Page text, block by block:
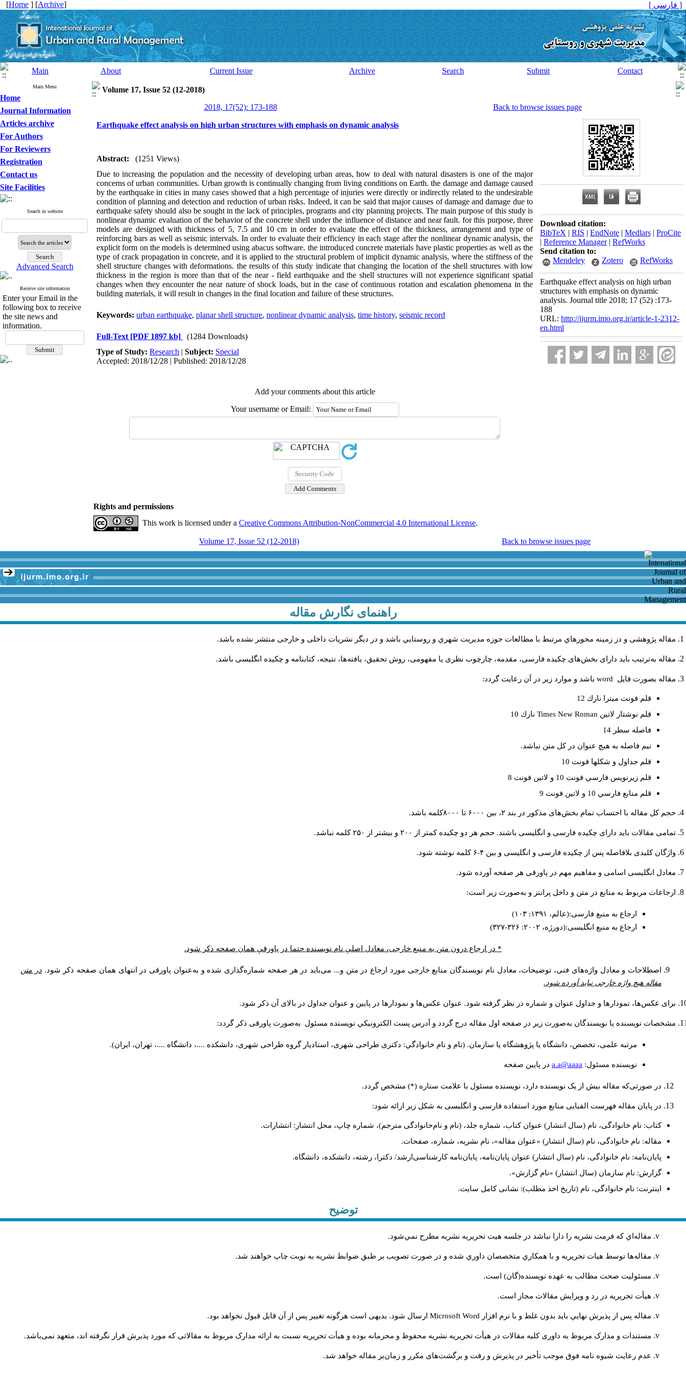
[Home ] [Archive] [ فارسی ]
Main About Current Issue Archive Search Submit Contact
Main Menu
Home
Journal Information
Articles archive
For Authors
For Reviewers
Registration
Contact us
Site Facilities
Search in website
Advanced Search
Receive site information
Enter your Email in the
following box to receive
the site news and
information.
Volume 17, Issue 52 (12-2018)
2018, 17(52): 173-188
Back to browse issues page
Earthquake effect analysis on high urban structures with emphasis on dynamic analysis
Abstract:
(1251 Views)
Due to increasing the population and the necessity of developing urban areas, how to deal with natural disasters is one of the major
concerns of urban communities. Urban growth is continually changing from living conditions on Earth. the damage and damage caused
by the earthquake in cities in many cases showed that a high percentage of injuries were directly or indirectly related to the undesirable
condition of planning and detection and reduction of urban risks. Indeed, it can be said that major causes of damage and damage due to
earthquake safety should also be sought in the lack of principles, programs and city planning projects. The main purpose of this study is
nonlinear dynamic evaluation of the behavior of the concrete shell under the influence of distance and near fault. for this purpose, three
models are designed with thickness of 5, 7.5 and 10 cm in order to evaluate the effect of the thickness, arrangement and type of
reinforcing bars as well as seismic intervals. In order to evaluate their efficiency in each stage after the nonlinear dynamic analysis, the
explicit form on the models is determined using abacus software. the introduced concrete materials have plastic properties as well as the
type of crack propagation in concrete, and it is applied to the structural problem of implicit dynamic analysis, where the stiffness of the
shell structure changes with deformations. the results of this study indicate that changing the location of the shell structures with low
thickness in the region is more than that of the near - field earthquake and the shell structures will not experience significant spatial
changes when they encounter the near nature of shock loads, but in the case of continuous rotation and escalation phenomena in the
building materials, it will result in changes in the final location and failure of these structures.
Keywords: urban earthquake, planar shell structure, nonlinear dynamic analysis, time history, seismic record
Full-Text [PDF 1897 kb]
(1284 Downloads)
Type of Study: Research | Subject: Special
Accepted: 2018/12/28 | Published: 2018/12/28
Add your comments about this article
Your username or Email:
Download citation:
BibTeX | RIS | EndNote | Medlars | ProCite
| Reference Manager| RefWorks
Send citation to:
Mendeley
Zotero RefWorks
Earthquake effect analysis on high urban
structures with emphasis on dynamic
analysis. Journal title 2018; 17 (52) :173-
188
URL: http://ijurm.imo.org.ir/article-1-2312-
en.html
Rights and permissions
This work is licensed under a Creative Commons Attribution-NonCommercial 4.0 International License.
Volume 17, Issue 52 (12-2018) Back to browse issues page
راهنمای نگارش مقاله
مقاله پژوهشی و در زمینه محورهاي مرتبط با مطالعات حوزه مديريت شهري و روستايي باشد و در دیگر نشریات داخلی و خارجی منتشر نشده باشد.
مقاله به‌ترتیب باید دارای بخش‌های چکیده فارسی، مقدمه، چارچوب نظری یا مفهومی، روش تحقیق، یافته‌ها، نتیجه، کتابنامه و چکیده انگلیسی باشد.
مقاله بصورت فايل word باشد و موارد زير در آن رعايت گردد:
قلم فونت ميترا نازك 12
قلم نوشتار لاتين Times New Roman نازك 10
فاصله سطر 14
نيم فاصله به هيچ عنوان در كل متن نباشد.
قلم جداول و شكلها فونت 10
قلم زيرنويس فارسي فونت 10 و لاتين فونت 8
قلم منابع فارسي 10 و لاتين فونت 9
حجم کل مقاله با احتساب تمام بخش‌های مذکور در بند ۲، بین ۶۰۰۰ تا ۸۰۰۰کلمه باشد.
تمامی مقالات باید دارای چکیده فارسی و انگلیسی باشند. حجم هر دو چکیده کمتر از ۲۰۰ و بیشتر از ۲۵۰ کلمه نباشد.
واژگان کلیدی بلافاصله پس از چکیده فارسی و انگلیسی و بین ۴-۶ کلمه نوشته شود.
معادل انگلیسی اسامی و مفاهیم مهم در پاورقی هر صفحه آورده شود.
ارجاعات مربوط به منابع در متن و داخل پرانتز و به‌صورت زیر است:
ارجاع به منبع فارسی:(عالم، ۱۳۹۱: ۱۰۳)
ارجاع به منبع انگلیسی:(دورژه، ۲۰۰۲: ۳۲۶-۳۲۷)
* در ارجاع درون متن به منبع خارجی، معادل اصلیِ نام نویسنده حتما در پاورقیِ همان صفحه ذکر شود.
اصطلاحات و معادل واژه‌های فنی، توضیحات، معادل نام نویسندگان منابع خارجی مورد ارجاع در متن و... می‌باید در هر صفحه شماره‌گذاری شده و به‌عنوان پاورقی در انتهای همان صفحه ذکر شود. در متن
مقاله هیچ واژه خارجی نباید آورده شود.
برای عکس‌ها، نمودارها و جداول عنوان و شماره در نظر گرفته شود. عنوان عکس‌ها و نمودارها در پایین و عنوان جداول در بالای آن ذکر شود.
مشخصات نویسنده یا نویسندگان به‌صورت زیر در صفحه اول مقاله درج گردد و آدرس پست الكترونيكي نويسنده مسئول به‌صورت پاورقی ذکر گردد:
مرتبه علمی، تخصص، دانشگاه یا پژوهشگاه یا سازمان. (نام و نام خانوادگي: دکتری طراحی شهری، استادیار گروه طراحی شهری، دانشکده ....، دانشگاه ....، تهران، ایران).
نويسنده مسئول: a.a@aaaa در پايين صفحه
در صورتی‌که مقاله بیش از یک نویسنده دارد، نویسنده مسئول با علامت ستاره (*) مشخص گردد.
در پایان مقاله فهرست الفبایی منابع مورد استفاده فارسی و انگلیسی به شکل زیر ارائه شود:
کتاب: نام خانوادگی، نام (سال انتشار) عنوان کتاب، شماره جلد، (نام و نام‌خانوادگی مترجم)، شماره چاپ، محل انتشار: انتشارات.
مقاله: نام خانوادگی، نام (سال انتشار) «عنوان مقاله»، نام نشریه، شماره، صفحات.
پایان‌نامه: نام خانوادگی، نام (سال انتشار) عنوان پایان‌نامه، پایان‌نامه کارشناسی‌ارشد/ دکترا، رشته، دانشکده، دانشگاه.
گزارش: نام سازمان (سال انتشار) «نام گزارش».
اینترنت: نام خانوادگی، نام (تاریخ اخذ مطلب): نشانی کامل سایت.
توضیح
مقاله‌اي كه فرمت نشريه را دارا نباشد در جلسه هيت تحريريه نشريه مطرح نمي‌شود.
مقاله‌ها توسط هیات تحريريه و با همکاري متخصصان داوري شده و در صورت تصويب بر طبق ضوابط نشريه به نوبت چاپ خواهند شد.
مسئوليت صحت مطالب به عهده نويسنده(گان) است.
هيأت تحريريه در رد و ويرايش مقالات مجاز است.
مقاله پس از پذيرش نهايي باید بدون غلط و با نرم افزار Microsoft Word ارسال شود. بدیهی است هرگونه تغییر پس از آن قابل قبول نخواهد بود.
مستندات و مدارک مربوط به داوری کلیه مقالات در هیأت تحریریه نشریه محفوظ و محرمانه بوده و هیأت تحریریه نسبت به ارائه مدارک مربوط به مقالاتی که مورد پذیرش قرار نگرفته اند، متعهد نمی‌باشد.
عدم رعایت شیوه نامه فوق موجب تأخیر در پذیرش و رفت و برگشت‌‌های مکرر و زمان‌بر مقاله خواهد شد.